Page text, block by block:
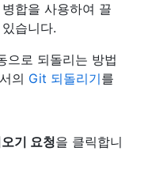
합을 사용하여 끌
습니다.
으로 되돌리는 방법
의 Git 되돌리기를
기 요청을 클릭합니